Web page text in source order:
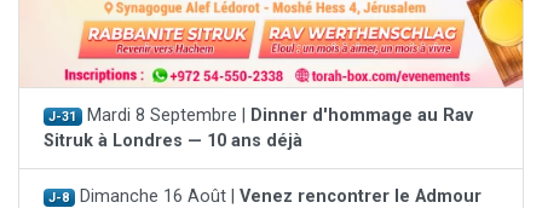
J-31 Mardi 8 Septembre |
Dinner d'hommage au Rav
Sitruk à Londres — 10 ans déjà
J-8 Dimanche 16 Août | Venez rencontrer le Admour